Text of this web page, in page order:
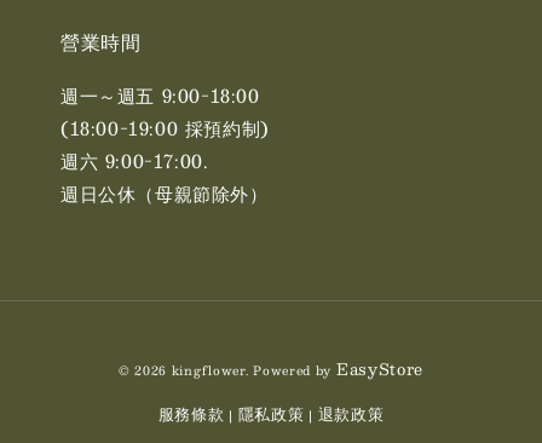
營業時間
週一～週五 9:00-18:00
(18:00-19:00 採預約制)
週六 9:00-17:00. ​​
週日公休（母親節除外）
© 2026 kingflower. Powered by EasyStore
服務條款 | 隱私政策 | 退款政策